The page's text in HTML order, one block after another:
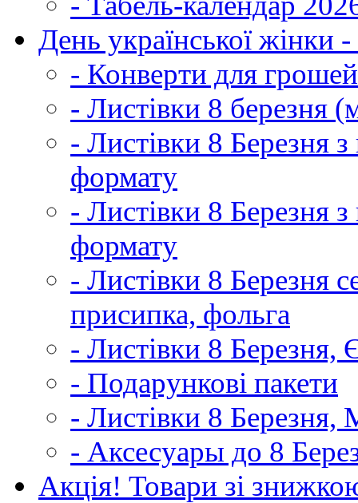
День української жінки
- Конверти для
- Листівки 8 березня
- Листівки 8 Березня
формату
- Листівки 8 Березня
формату
- Листівки 8 Березня
присипка, фольга
- Листівки 8 Березня,
- Подарункові пакети
- Листівки 8 Березня,
- Аксесуары до 8
Акція! Товари зі